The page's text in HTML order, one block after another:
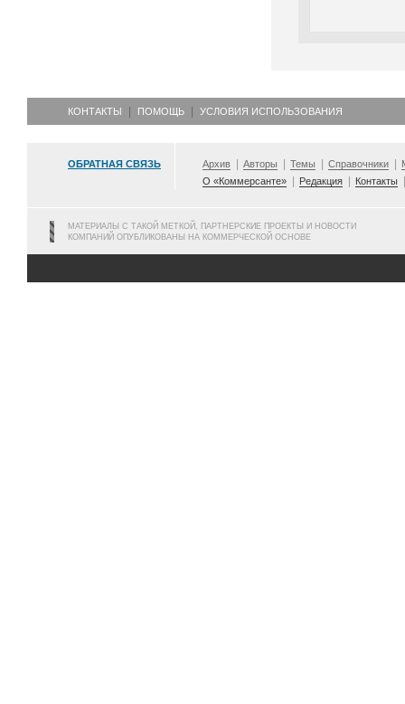
КОНТАКТЫ ПОМОЩЬ УСЛОВИЯ ИСПОЛЬЗОВАНИЯ
ОБРАТНАЯ СВЯЗЬ Архив Авторы Темы Справочники
О «Коммерсанте»
Редакция Контакты
МАТЕРИАЛЫ С ТАКОЙ МЕТКОЙ, ПАРТНЕРСКИЕ ПРОЕКТЫ И НОВОСТИ
КОМПАНИЙ ОПУБЛИКОВАНЫ НА КОММЕРЧЕСКОЙ ОСНОВЕ